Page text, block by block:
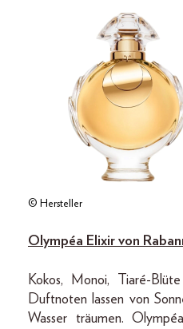
© Hersteller
Olympéa Elixir von
Kokos, Monoi, Tiaré-
Duftnoten lassen von
Wasser träumen.